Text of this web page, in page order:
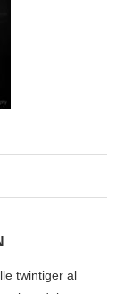
twintiger al